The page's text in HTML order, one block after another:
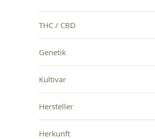
THC / CBD
Genetik
Kultivar
Hersteller
Herkunft